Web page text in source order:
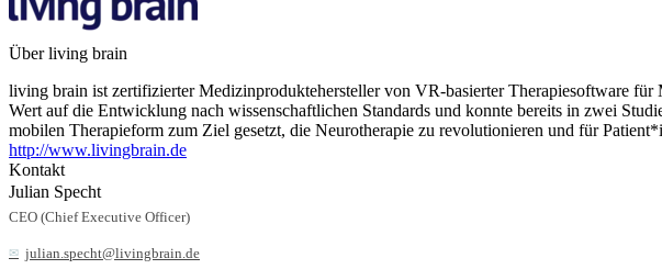
Über living brain
living brain ist zertifizierter Medizinproduktehersteller von VR-basierter Therapiesoftware
Wert auf die Entwicklung nach wissenschaftlichen Standards und konnte bereits in zwei
mobilen Therapieform zum Ziel gesetzt, die Neurotherapie zu revolutionieren und für
http://www.livingbrain.de
Kontakt
Julian Specht
CEO (Chief Executive Officer)
julian.specht@livingbrain.de